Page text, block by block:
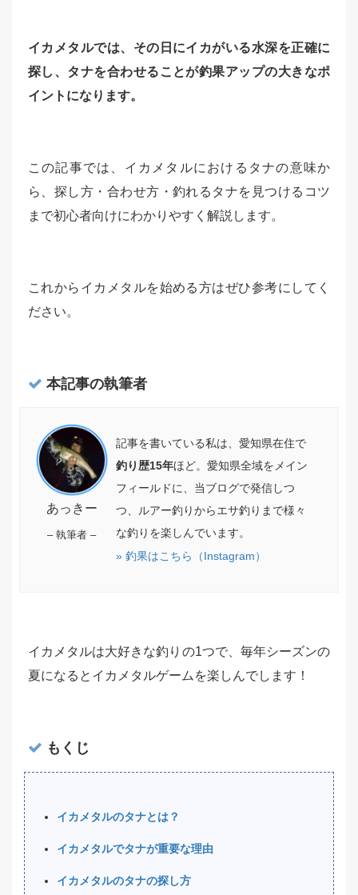
イカメタルでは、その日にイカがいる水深を正確に
探し、タナを合わせることが釣果アップの大きなポ
イントになります。
この記事では、イカメタルにおけるタナの意味か
ら、探し方・合わせ方・釣れるタナを見つけるコツ
まで初心者向けにわかりやすく解説します。
これからイカメタルを始める方はぜひ参考にしてく
ださい。
本記事の執筆者
あっきー
– 執筆者 –
記事を書いている私は、愛知県在住で
釣り歴15年ほど。愛知県全域をメイン
フィールドに、当ブログで発信しつ
つ、ルアー釣りからエサ釣りまで様々
な釣りを楽しんでいます。
» 釣果はこちら（Instagram）
イカメタルは大好きな釣りの1つで、毎年シーズンの
夏になるとイカメタルゲームを楽しんでします！
もくじ
イカメタルのタナとは？
イカメタルでタナが重要な理由
イカメタルのタナの探し方